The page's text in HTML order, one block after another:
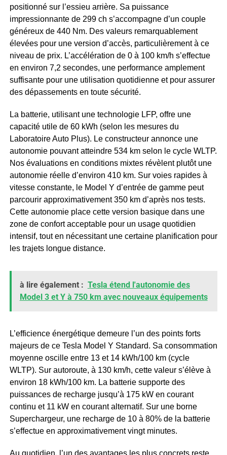
positionné sur l’essieu arrière. Sa puissance
impressionnante de 299 ch s’accompagne d’un couple
généreux de 440 Nm. Des valeurs remarquablement
élevées pour une version d’accès, particulièrement à ce
niveau de prix. L’accélération de 0 à 100 km/h s’effectue
en environ 7,2 secondes, une performance amplement
suffisante pour une utilisation quotidienne et pour assurer
des dépassements en toute sécurité.
La batterie, utilisant une technologie LFP, offre une
capacité utile de 60 kWh (selon les mesures du
Laboratoire Auto Plus). Le constructeur annonce une
autonomie pouvant atteindre 534 km selon le cycle WLTP.
Nos évaluations en conditions mixtes révèlent plutôt une
autonomie réelle d’environ 410 km. Sur voies rapides à
vitesse constante, le Model Y d’entrée de gamme peut
parcourir approximativement 350 km d’après nos tests.
Cette autonomie place cette version basique dans une
zone de confort acceptable pour un usage quotidien
intensif, tout en nécessitant une certaine planification pour
les trajets longue distance.
à lire également : Tesla étend l'autonomie des
Model 3 et Y à 750 km avec nouveaux équipements
L’efficience énergétique demeure l’un des points forts
majeurs de ce Tesla Model Y Standard. Sa consommation
moyenne oscille entre 13 et 14 kWh/100 km (cycle
WLTP). Sur autoroute, à 130 km/h, cette valeur s’élève à
environ 18 kWh/100 km. La batterie supporte des
puissances de recharge jusqu’à 175 kW en courant
continu et 11 kW en courant alternatif. Sur une borne
Superchargeur, une recharge de 10 à 80% de la batterie
s’effectue en approximativement vingt minutes.
Au quotidien, l’un des avantages les plus concrets reste